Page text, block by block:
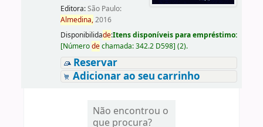
Editora:São Paulo:
Almedina,2016
Disponibilidade:Itens disponíveis para empréstimo:
[Númerodechamada:342.2 D598] (2).
Reservar
Adicionar ao seu carrinho
Não encontrou o
que procura?